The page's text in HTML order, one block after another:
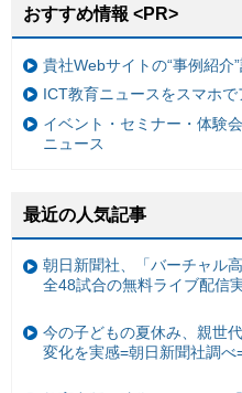
おすすめ情報 <PR>
貴社Webサイトの“事例紹介
ICT教育ニュースをスマホ
イベント・セミナー・体験
ニュース
最近の人気記事
朝日新聞社、「バーチャル
全48試合の無料ライブ配信
今の子どもの夏休み、親世
変化を実感=朝日新聞社調べ